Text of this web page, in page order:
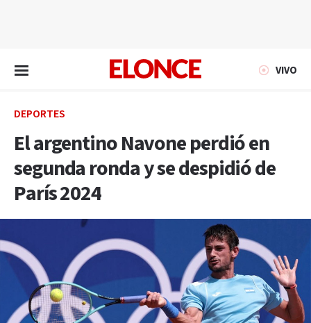
VIVO
DEPORTES
El argentino Navone perdió en
segunda ronda y se despidió de
París 2024